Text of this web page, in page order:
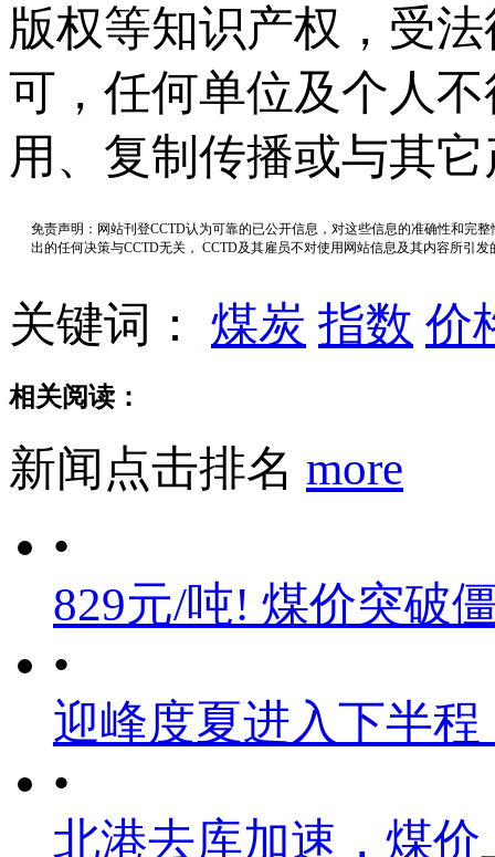
版权等知识产权，受
可，任何单位及个人
用、复制传播或与其
免责声明：网站刊登CCTD认为可靠的已公开信息，对这些信息的准确性和完
出的任何决策与CCTD无关， CCTD及其雇员不对使用网站信息及其内容所引
关键词： 煤炭 指数 价
相关阅读：
新闻点击排名 more
•
829元/吨! 煤价突破
•
迎峰度夏进入下半
•
北港去库加速，煤